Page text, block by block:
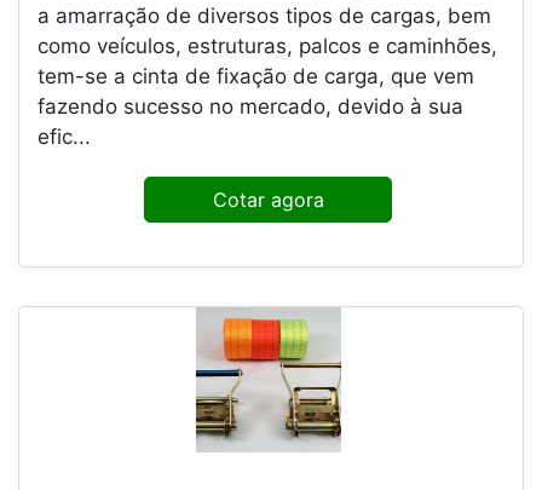
a amarração de diversos tipos de cargas, bem
como veículos, estruturas, palcos e caminhões,
tem-se a cinta de fixação de carga, que vem
fazendo sucesso no mercado, devido à sua
efic...
Cotar agora